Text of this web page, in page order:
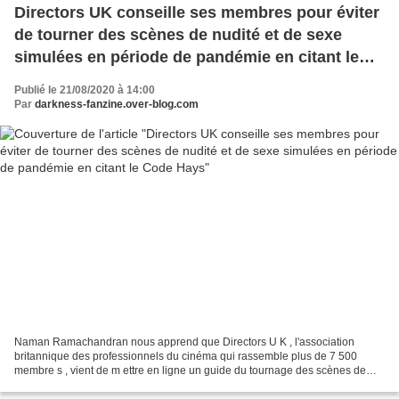
Directors UK conseille ses membres pour éviter
de tourner des scènes de nudité et de sexe
simulées en période de pandémie en citant le
Publié le 21/08/2020 à 14:00
Par darkness-fanzine.over-blog.com
Naman Ramachandran nous apprend que Directors U K , l'association
britannique des professionnels du cinéma qui rassemble plus de 7 500
membre s , vient de m ettre en ligne un guide du tournage des scènes de